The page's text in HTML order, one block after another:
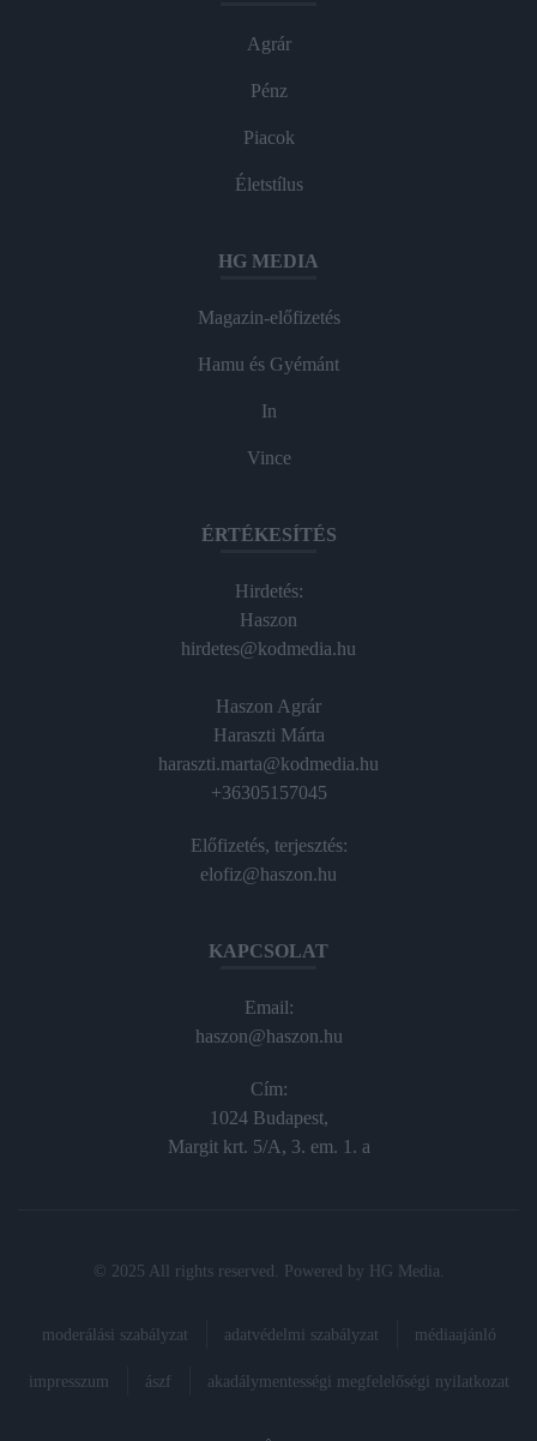
Agrár
Pénz
Piacok
Életstílus
HG MEDIA
Magazin-előfizetés
Hamu és Gyémánt
In
Vince
ÉRTÉKESÍTÉS
Hirdetés:
Haszon
hirdetes@kodmedia.hu
Haszon Agrár
Haraszti Márta
haraszti.marta@kodmedia.hu
+36305157045
Előfizetés, terjesztés:
elofiz@haszon.hu
KAPCSOLAT
Email:
haszon@haszon.hu
Cím:
1024 Budapest,
Margit krt. 5/A, 3. em. 1. a
© 2025 All rights reserved. Powered by HG Media
moderálási szabályzat adatvédelmi szabályzat médiaajánló
impresszum ászf akadálymentességi megfelelőségi nyilatkozat